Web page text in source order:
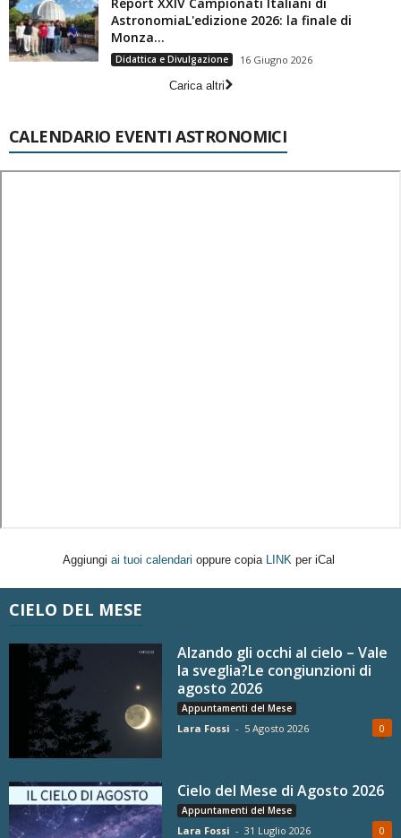
AstronomiaL'edizione 2026: la finale di
Monza...
Didattica e Divulgazione
16 Giugno 2026
Carica altri
CALENDARIO EVENTI ASTRONOMICI
Aggiungi ai tuoi calendari oppure copia LINK per iCal
CIELO DEL MESE
Alzando gli occhi al cielo – Vale
la sveglia?Le congiunzioni di
agosto 2026
Appuntamenti del Mese
Lara Fossi - 5 Agosto 2026 0
Cielo del Mese di Agosto 2026
Appuntamenti del Mese
Lara Fossi - 31 Luglio 2026 0